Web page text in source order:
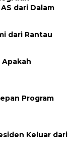
dari Dalam
dari Rantau
Apakah
Program
Keluar dari